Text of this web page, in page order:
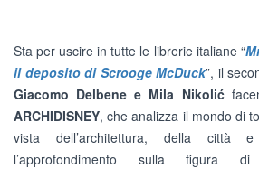
Sta per uscire in tutte le librerie italiane “
il deposito di Scrooge McDuck”, il
Giacomo Delbene e Mila Nikolić
ARCHIDISNEY, che analizza il mondo di
vista dell’architettura, della città
l’approfondimento sulla figura